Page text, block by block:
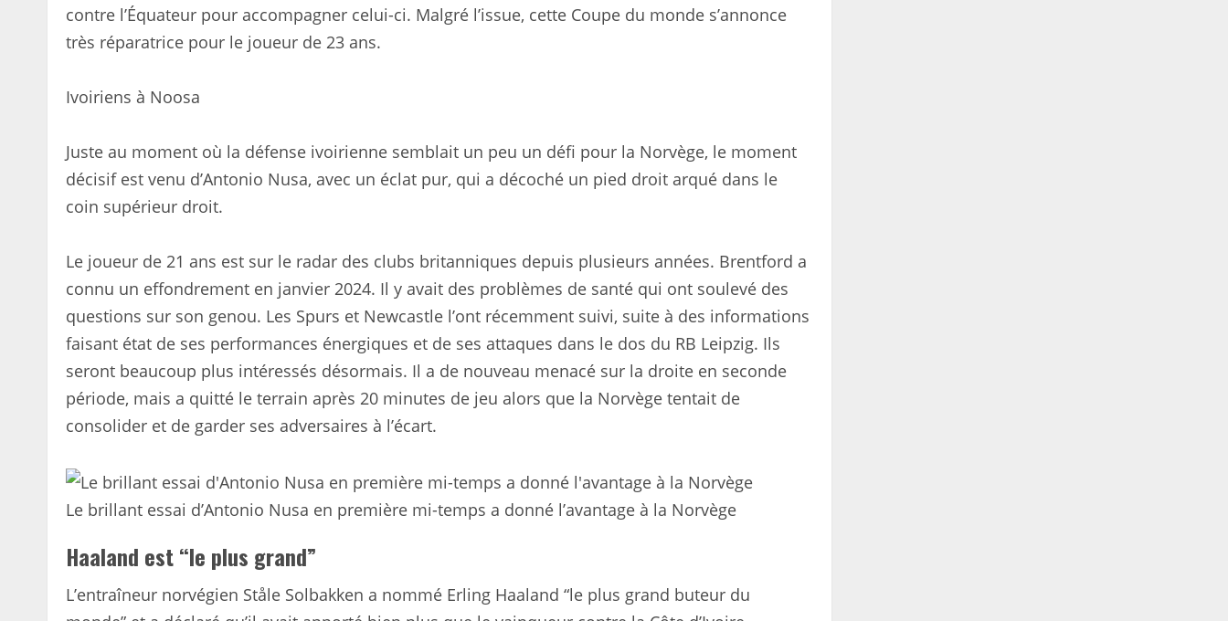
contre l’Équateur pour accompagner celui-ci. Malgré l’issue, cette Coupe du monde s’annonce
très réparatrice pour le joueur de 23 ans.
Ivoiriens à Noosa
Juste au moment où la défense ivoirienne semblait un peu un défi pour la Norvège, le moment
décisif est venu d’Antonio Nusa, avec un éclat pur, qui a décoché un pied droit arqué dans le
coin supérieur droit.
Le joueur de 21 ans est sur le radar des clubs britanniques depuis plusieurs années. Brentford a
connu un effondrement en janvier 2024. Il y avait des problèmes de santé qui ont soulevé des
questions sur son genou. Les Spurs et Newcastle l’ont récemment suivi, suite à des informations
faisant état de ses performances énergiques et de ses attaques dans le dos du RB Leipzig. Ils
seront beaucoup plus intéressés désormais. Il a de nouveau menacé sur la droite en seconde
période, mais a quitté le terrain après 20 minutes de jeu alors que la Norvège tentait de
consolider et de garder ses adversaires à l’écart.
Le brillant essai d’Antonio Nusa en première mi-temps a donné l’avantage à la Norvège
Haaland est “le plus grand”
L’entraîneur norvégien Ståle Solbakken a nommé Erling Haaland “le plus grand buteur du